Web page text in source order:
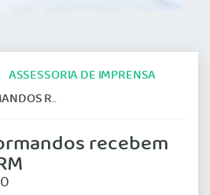
ASSESSORIA DE IMPRENSA
DO CRM
recebem